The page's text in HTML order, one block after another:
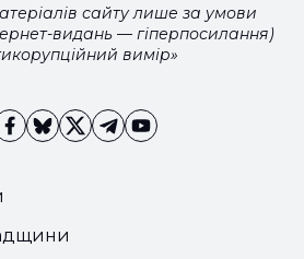
сайту лише за умови
видань — гіперпосилання)
вимір»